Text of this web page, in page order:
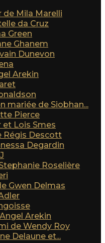
de Mila Marelli
da Cruz
Green
Ghanem
Dunevon
Arekin
mariée de Siobhan...
Pierce
et Lois Smes
Régis Descott
Degardin
Roselière
Gwen Delmas
Arekin
de Wendy Roy
Delaune et...